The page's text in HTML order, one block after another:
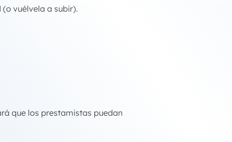
vuélvela a subir).
que los prestamistas puedan